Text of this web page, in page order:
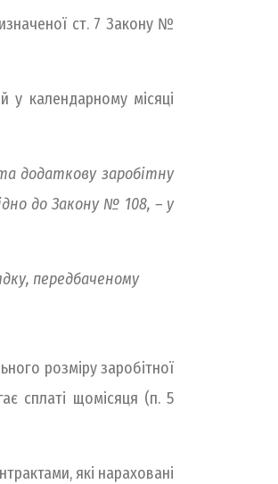
ст. 7 Закону №
календарному місяці
додаткову заробітну
до Закону № 108, – у
передбаченому
розміру заробітної
сплаті щомісяця (п. 5
які нараховані